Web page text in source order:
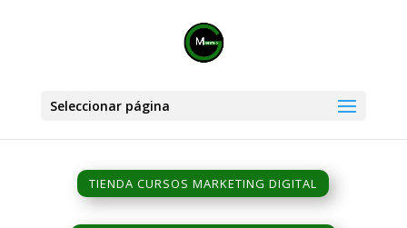
Seleccionar página
TIENDA CURSOS MARKETING DIGITAL